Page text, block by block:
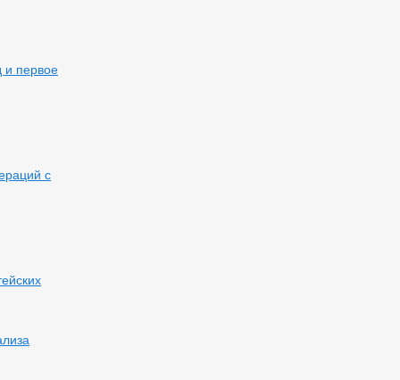
и первое
с